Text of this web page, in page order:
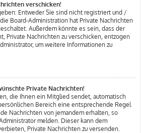
verschicken!
Entweder Sie sind nicht registriert und /
Board-Administration hat Private Nachrichten
Außerdem könnte es sein, dass der
Private Nachrichten zu verschicken, entzogen
um weitere Informationen zu
Private Nachrichten!
die Ihnen ein Mitglied sendet, automatisch
Bereich eine entsprechende Regel
Nachrichten von jemandem erhalten, so
melden. Dieser kann dem
Private Nachrichten zu versenden.